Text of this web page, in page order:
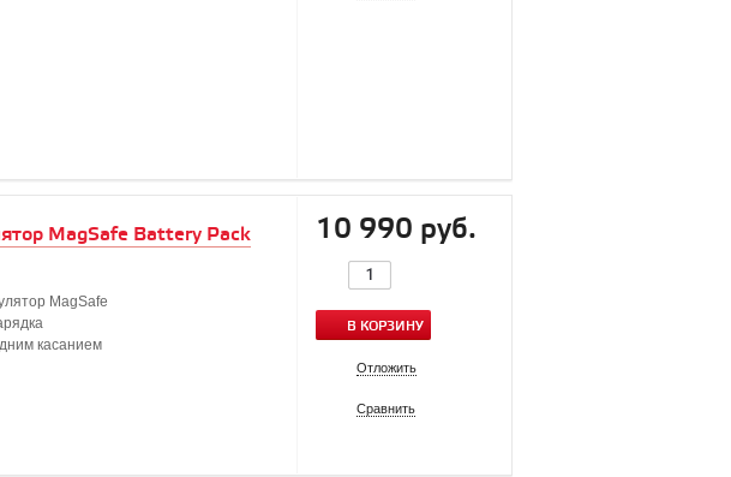
MagSafe Battery Pack
MagSafe
касанием
10 990 руб.
В КОРЗИНУ
Отложить
Сравнить